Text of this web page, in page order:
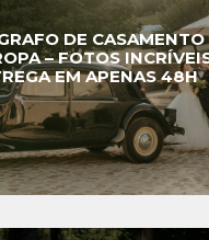
DE CASAMENTO
– FOTOS
EM APENAS 48H